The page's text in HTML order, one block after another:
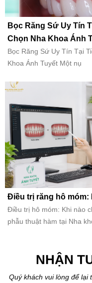
Bọc Răng Sứ Uy Tín
Chọn Nha Khoa Ánh
Bọc Răng Sứ Uy Tín Tại
Khoa Ánh Tuyết Một nụ
Điều trị răng hô móm:
Điều trị hô móm: Khi nào
phẫu thuật hàm tại Nha
NHẬN
Quý khách vui lòng để lại